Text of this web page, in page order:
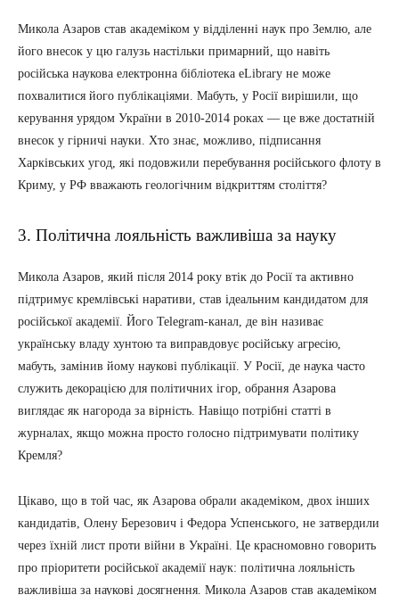
Микола Азаров став академіком у відділенні наук про Землю, але
його внесок у цю галузь настільки примарний, що навіть
російська наукова електронна бібліотека eLibrary не може
похвалитися його публікаціями. Мабуть, у Росії вирішили, що
керування урядом України в 2010-2014 роках — це вже достатній
внесок у гірничі науки. Хто знає, можливо, підписання
Харківських угод, які подовжили перебування російського флоту в
Криму, у РФ вважають геологічним відкриттям століття?
3. Політична лояльність важливіша за науку
Микола Азаров, який після 2014 року втік до Росії та активно
підтримує кремлівські наративи, став ідеальним кандидатом для
російської академії. Його Telegram-канал, де він називає
українську владу хунтою та виправдовує російську агресію,
мабуть, замінив йому наукові публікації. У Росії, де наука часто
служить декорацією для політичних ігор, обрання Азарова
виглядає як нагорода за вірність. Навіщо потрібні статті в
журналах, якщо можна просто голосно підтримувати політику
Кремля?
Цікаво, що в той час, як Азарова обрали академіком, двох інших
кандидатів, Олену Березович і Федора Успенського, не затвердили
через їхній лист проти війни в Україні. Це красномовно говорить
про пріоритети російської академії наук: політична лояльність
важливіша за наукові досягнення. Микола Азаров став академіком